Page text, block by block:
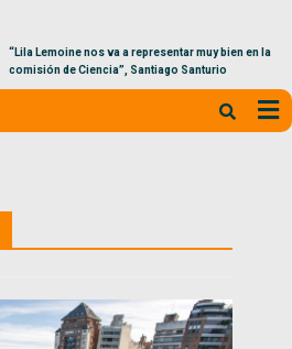
Lemoine nos va a representar muy bien en la
de Ciencia”, Santiago Santurio